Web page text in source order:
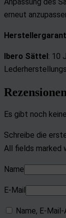
erneut
Ibero Sättel: 10
Rezensionen
Es gibt noch
Schreibe die
All fields marked
Name
E-Mail
Name, E-
Entwicklung
Verwendung
Besondere
Verwendung